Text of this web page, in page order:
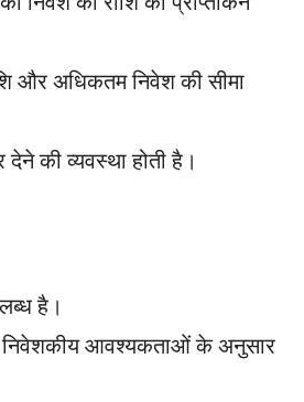
और अधिकतम निवेश की सीमा
देने की व्यवस्था होती है।
है।
निवेशकीय आवश्यकताओं के अनुसार